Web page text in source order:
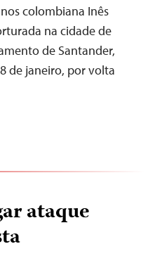
colombiana Inês
na cidade de
de Santander,
de janeiro, por volta
ataque